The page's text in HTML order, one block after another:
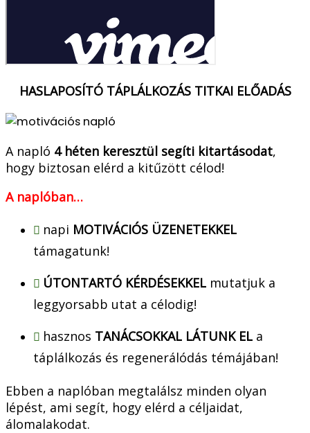
HASLAPOSÍTÓ TÁPLÁLKOZÁS TITKAI ELŐADÁS
A napló 4 héten keresztül segíti kitartásodat,
hogy biztosan elérd a kitűzött célod!
A naplóban…
napi MOTIVÁCIÓS ÜZENETEKKEL
támagatunk!
ÚTONTARTÓ KÉRDÉSEKKEL mutatjuk a
leggyorsabb utat a célodig!
hasznos TANÁCSOKKAL LÁTUNK EL a
táplálkozás és regenerálódás témájában!
Ebben a naplóban megtalálsz minden olyan
lépést, ami segít, hogy elérd a céljaidat,
álomalakodat.